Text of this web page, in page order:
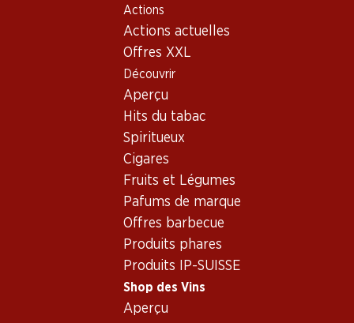
Actions
Actions actuelles
Offres XXL
Découvrir
Aperçu
Hits du tabac
Spiritueux
Cigares
Fruits et Légumes
Pafums de marque
Offres barbecue
Produits phares
Produits IP-SUISSE
Shop des Vins
Aperçu
Shop des Vins
Suisse
Lavaux - Vaud
L'Evêque Fonjallaz Dézaley Grand Cru AOC 70
Recto